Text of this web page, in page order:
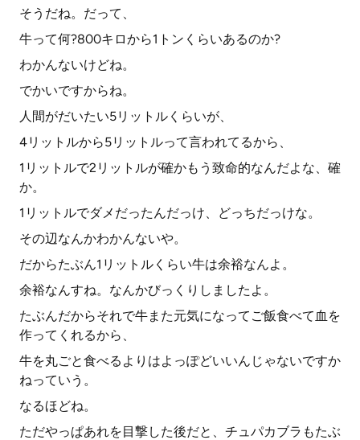
そうだね。だって、
牛って何?800キロから1トンくらいあるのか?
わかんないけどね。
でかいですからね。
人間がだいたい5リットルくらいが、
4リットルから5リットルって言われてるから、
1リットルで2リットルが確かもう致命的なんだよな、確
か。
1リットルでダメだったんだっけ、どっちだっけな。
その辺なんかわかんないや。
だからたぶん1リットルくらい牛は余裕なんよ。
余裕なんすね。なんかびっくりしましたよ。
たぶんだからそれで牛また元気になってご飯食べて血を
作ってくれるから、
牛を丸ごと食べるよりはよっぽどいいんじゃないですか
ねっていう。
なるほどね。
ただやっぱあれを目撃した後だと、チュパカブラもたぶ